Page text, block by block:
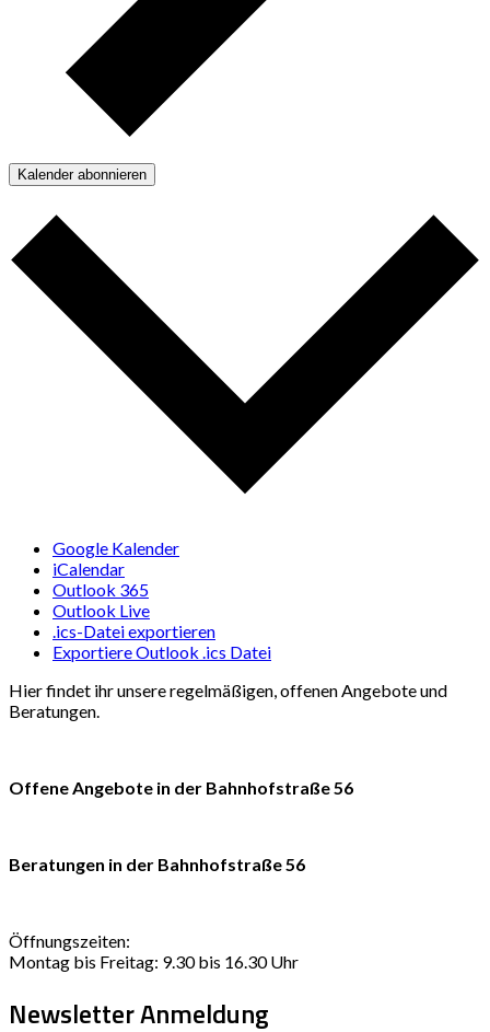
Kalender abonnieren
Google Kalender
iCalendar
Outlook 365
Outlook Live
.ics-Datei exportieren
Exportiere Outlook .ics Datei
Hier findet ihr unsere regelmäßigen, offenen Angebote und
Beratungen.
Offene Angebote in der Bahnhofstraße 56
Beratungen in der Bahnhofstraße 56
Öffnungszeiten:
Montag bis Freitag: 9.30 bis 16.30 Uhr
Newsletter Anmeldung